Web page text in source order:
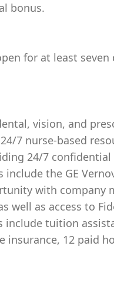
bonus.
for at least
vision, and
7 nurse-based
24/7
the GE
with company
well as access to
tuition
insurance, 12 paid